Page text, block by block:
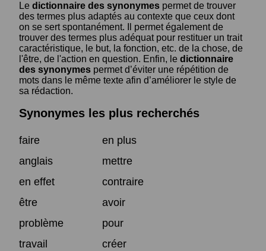
Le dictionnaire des synonymes permet de trouver
des termes plus adaptés au contexte que ceux dont
on se sert spontanément. Il permet également de
trouver des termes plus adéquat pour restituer un trait
caractéristique, le but, la fonction, etc. de la chose, de
l'être, de l'action en question. Enfin, le dictionnaire
des synonymes permet d’éviter une répétition de
mots dans le même texte afin d’améliorer le style de
sa rédaction.
Synonymes les plus recherchés
faire
en plus
anglais
mettre
en effet
contraire
être
avoir
problème
pour
travail
créer